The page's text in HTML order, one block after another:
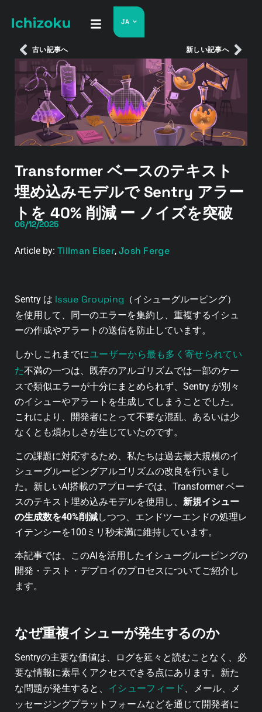
JA
古い記事へ 新しい記事へ
Transformer ベースのテキスト
埋め込みモデルで Sentry アラー
トを 40% 削減 ー ノイズを突破
06/12/2025
Article by: Tillman Elser, Josh Ferge
Sentry は Issue Grouping （イシューグルーピング）
を使用して、同一のエラーを集約し、重複するイシュ
ーの作成やアラートの送信を防止しています。
しかしこれまでにユーザーから最も多く寄せられてい
た不満の一つは、既存のアルゴリズムでは一部のケー
スで類似エラーが十分にまとめられず、Sentry が別々
のイシューやアラートを生成してしまうことでした。
これにより、開発者にとって不要な混乱、あるいは少
なくとも煩わしさが生じていたのです。
この課題に対応するため、私たちは過去最大規模のイ
シューグルーピングアルゴリズムの改良を行いまし
た。新しいAI搭載のアプローチでは、Transformer ベー
スのテキスト埋め込みモデルを使用し、 新規イシュー
の生成数を40%削減しつつ、エンドツーエンドの処理レ
イテンシーを100ミリ秒未満に維持しています。
本記事では、このAIを活用したイシューグルーピングの
開発・テスト・デプロイのプロセスについてご紹介し
ます。
なぜ重複イシューが発生するのか
Sentryの主要な価値は、ログを延々と読むことなく、必
要な情報に素早くアクセスできる点にあります。新た
な問題が発生すると、 イシューフィード 、メール、メ
ッセージングプラットフォームなどを通じて開発者に